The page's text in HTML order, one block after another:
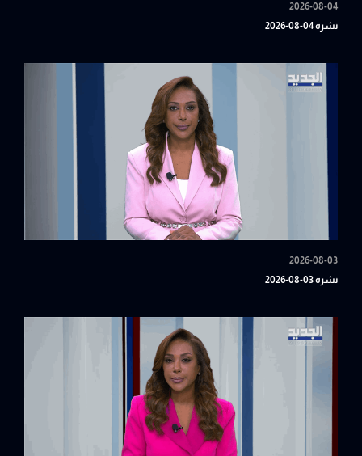
2026-08-04
نشرة 04-08-2026
2026-08-03
نشرة 03-08-2026